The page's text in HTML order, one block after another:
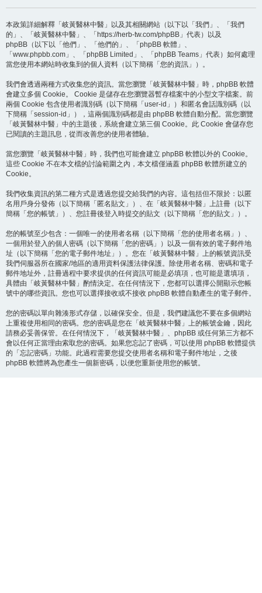
本政策詳細解釋「岐黃醫林中醫」以及其相關網站（以下以「我們」、「我們
的」、「岐黃醫林中醫」、「https://herb-tw.com/phpBB」代表）以及
phpBB（以下以「他們」、「他們的」、「phpBB 軟體」、
「www.phpbb.com」、「phpBB Limited」、「phpBB Teams」代表）如何處理
當您使用本網站時收集到的個人資料（以下簡稱「您的資訊」）。
我們會透過兩種方式收集您的資訊。當您瀏覽「岐黃醫林中醫」時，phpBB 軟體
會建立多個 Cookie。 Cookie 是儲存在您瀏覽器暫存檔案中的小型文字檔案。前
兩個 Cookie 包含使用者識別碼（以下簡稱「user-id」）和匿名會話識別碼（以
下簡稱「session-id」），這兩個識別碼都是由 phpBB 軟體自動分配。當您瀏覽
「岐黃醫林中醫」中的主題後，系統會建立第三個 Cookie。此 Cookie 會儲存您
已閱讀的主題訊息，從而改善您的使用者體驗。
當您瀏覽「岐黃醫林中醫」時，我們也可能會建立 phpBB 軟體以外的 Cookie。
這些 Cookie 不在本文檔的討論範圍之內，本文檔僅涵蓋 phpBB 軟體所建立的
Cookie。
我們收集資訊的第二種方式是透過您提交給我們的內容。這包括但不限於：以匿
名用戶身分發佈（以下簡稱「匿名貼文」）、在「岐黃醫林中醫」上註冊（以下
簡稱「您的帳號」）、您註冊後登入時提交的貼文（以下簡稱「您的貼文」）。
您的帳號至少包含：一個唯一的使用者名稱（以下簡稱「您的使用者名稱」）、
一個用於登入的個人密碼（以下簡稱「您的密碼」）以及一個有效的電子郵件地
址（以下簡稱「您的電子郵件地址」）。您在「岐黃醫林中醫」上的帳號資訊受
我們伺服器所在國家/地區的適用資料保護法律保護。除使用者名稱、密碼和電子
郵件地址外，註冊過程中要求提供的任何資訊可能是必填項，也可能是選填項，
具體由「岐黃醫林中醫」酌情決定。在任何情況下，您都可以選擇公開顯示您帳
號中的哪些資訊。您也可以選擇接收或不接收 phpBB 軟體自動產生的電子郵件。
您的密碼以單向雜湊形式存儲，以確保安全。但是，我們建議您不要在多個網站
上重複使用相同的密碼。您的密碼是您在「岐黃醫林中醫」上的帳號金鑰，因此
請務必妥善保管。在任何情況下，「岐黃醫林中醫」、phpBB 或任何第三方都不
會以任何正當理由索取您的密碼。如果您忘記了密碼，可以使用 phpBB 軟體提供
的「忘記密碼」功能。此過程需要您提交使用者名稱和電子郵件地址，之後
phpBB 軟體將為您產生一個新密碼，以便您重新使用您的帳號。